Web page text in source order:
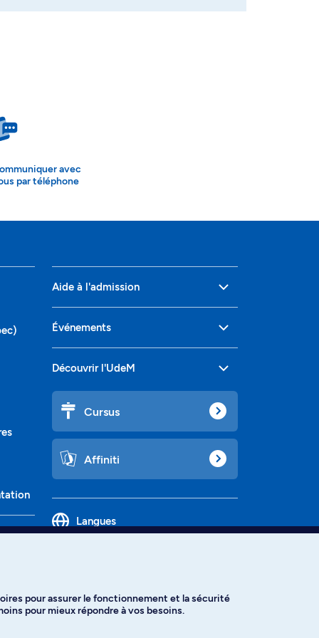
avec
par téléphone
Aide à l'admission
Événements
Découvrir l'UdeM
Cursus
Affiniti
Langues
pour assurer le fonctionnement et la sécurité
pour mieux répondre à vos besoins.